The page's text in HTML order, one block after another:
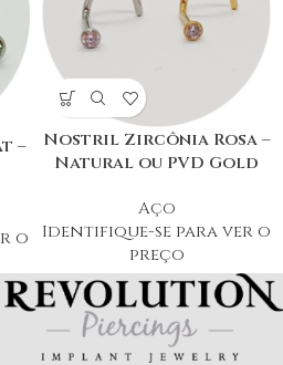
–
o
Nostril Zircônia Rosa –
Natural ou PVD Gold
Aço
Identifique-se para ver o
preço